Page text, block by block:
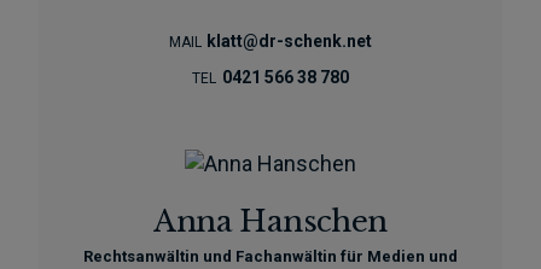
MAIL klatt@dr-schenk.net
TEL 0421 566 38 780
Anna Hanschen
Rechtsanwältin und Fachanwältin für Medien und